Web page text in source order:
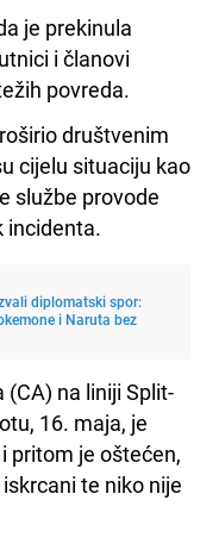
je prekinula
i članovi
povreda.
društvenim
cijelu situaciju kao
službe provode
incidenta.
diplomatski spor:
i Naruta bez
na liniji Split-
16. maja, je
pritom je oštećen,
te niko nije